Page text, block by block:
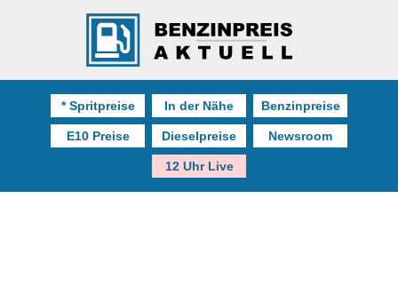
* Spritpreise In der Nähe Benzinpreise
E10 Preise Dieselpreise Newsroom
12 Uhr Live